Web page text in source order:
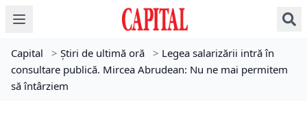
Capital > Știri de ultimă oră > Legea salarizării intră în
consultare publică. Mircea Abrudean: Nu ne mai permitem
să întârziem